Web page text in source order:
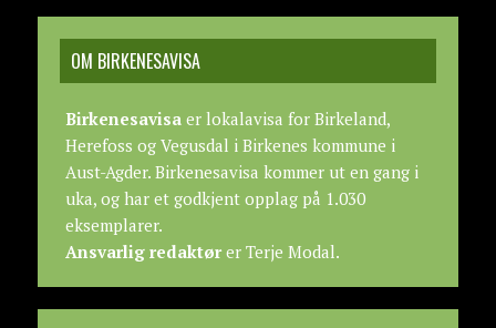
OM BIRKENESAVISA
Birkenesavisaer lokalavisa for Birkeland,
Herefoss og Vegusdal i Birkenes kommune i
Aust-Agder. Birkenesavisa kommer ut en gang i
uka, og har et godkjent opplag på 1.030
eksemplarer.
Ansvarlig redaktører Terje Modal.